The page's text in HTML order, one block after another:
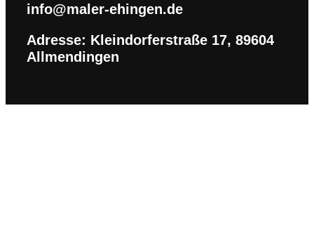
info@maler-ehingen.de
Adresse: Kleindorferstraße 17, 89604
Allmendingen